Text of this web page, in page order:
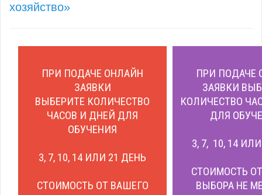
хозяйство»
ПРИ ПОДАЧЕ ОНЛАЙН
ЗАЯВКИ
ВЫБЕРИТЕ КОЛИЧЕСТВО
ЧАСОВ И ДНЕЙ ДЛЯ
ОБУЧЕНИЯ
3, 7, 10, 14 ИЛИ 21 ДЕНЬ
СТОИМОСТЬ ОТ ВАШЕГО
ПРИ ПОДАЧЕ
ЗАЯВКИ
КОЛИЧЕСТВО
ДЛЯ
3, 7, 10, 14
СТОИМОСТЬ
ВЫБОРА НЕ